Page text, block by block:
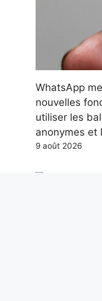
WhatsApp
nouvelles
utiliser les
anonymes et
9 août 2026